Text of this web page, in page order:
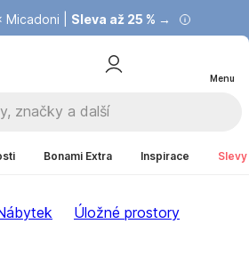
Micadoni | Sleva až 25 % →
Ušetřete až 40 % →
Menu
Bonami Extra Inspirace
Úložné prostory